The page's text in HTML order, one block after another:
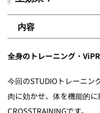
内容
全身のトレーニング ・ ViPR
今回のSTUDIOトレーニン
肉に効かせ、体を機能的
CROSSTRAININGです。